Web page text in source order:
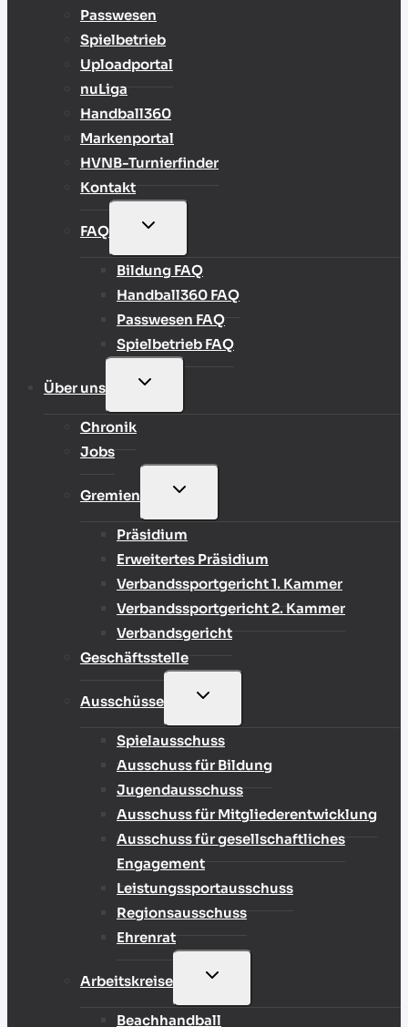
Passwesen
Spielbetrieb
Uploadportal
nuLiga
Handball360
Markenportal
HVNB-Turnierfinder
Kontakt
FAQ
UNTERMENÜ
Bildung FAQ
Handball360 FAQ
Passwesen FAQ
Spielbetrieb FAQ
Über uns
UNTERMENÜ
Chronik
Jobs
Gremien
UNTERMENÜ
Präsidium
Erweitertes Präsidium
Verbandssportgericht 1. Kammer
Verbandssportgericht 2. Kammer
Verbandsgericht
Geschäftsstelle
Ausschüsse
UNTERMENÜ
Spielausschuss
Ausschuss für Bildung
Jugendausschuss
Ausschuss für Mitgliederentwicklung
Ausschuss für gesellschaftliches
Engagement
Leistungssportausschuss
Regionsausschuss
Ehrenrat
Arbeitskreise
UNTERMENÜ
Beachhandball